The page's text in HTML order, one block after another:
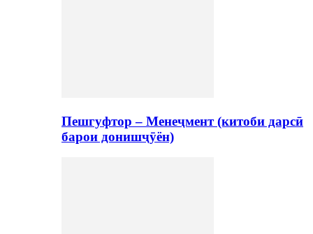
Пешгуфтор – Менеҷмент (китоби дарсӣ
барои донишҷӯён)